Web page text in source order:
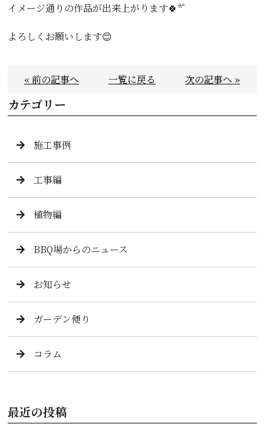
イメージ通りの作品が出来上がります🍀*゜
よろしくお願いします😊
« 前の記事へ 一覧に戻る 次の記事へ »
カテゴリー
施工事例
工事編
植物編
BBQ場からのニュース
お知らせ
ガーデン便り
コラム
最近の投稿